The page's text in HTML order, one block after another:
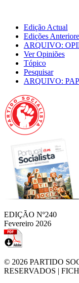
Edição Actual
Edições
ARQUIVO:
Ver Opiniões
Tópico
Pesquisar
ARQUIVO:
EDIÇÃO Nº240
Fevereiro 2026
© 2026 PARTIDO
RESERVADOS |